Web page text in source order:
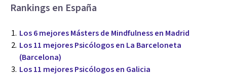
Rankings en España
Los 6 mejores Másters de Mindfulness en Madrid
Los 11 mejores Psicólogos en La Barceloneta
(Barcelona)
Los 11 mejores Psicólogos en Galicia